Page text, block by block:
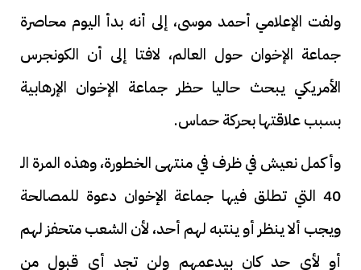
ولفت الإعلامي أحمد موسى، إلى أنه بدأ اليوم محاصرة
جماعة الإخوان حول العالم، لافتا إلى أن الكونجرس
الأمريكي يبحث حاليا حظر جماعة الإخوان الإرهابية
بسبب علاقتها بحركة حماس.
وأكمل نعيش في ظرف في منتهى الخطورة، وهذه المرة الـ
40 التي تطلق فيها جماعة الإخوان دعوة للمصالحة
ويجب ألا ينظر أو ينتبه لهم أحد، لأن الشعب متحفز لهم
أو لأي حد كان بيدعمهم ولن تجد أي قبول من